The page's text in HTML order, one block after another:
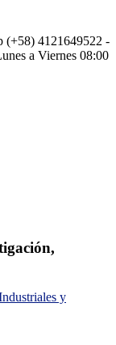
(+58) 4121649522 -
a Viernes 08:00